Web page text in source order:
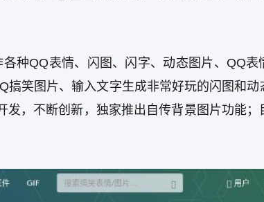
种QQ表情、闪图、闪字、动态图片、QQ表
笑图片、输入文字生成非常好玩的闪图和动
，不断创新，独家推出自传背景图片功能；